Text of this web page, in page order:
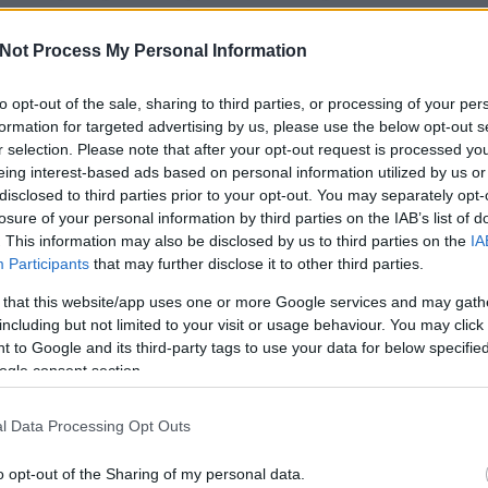
Process My Personal Information
opt-out of the sale, sharing to third parties, or processing of your
for targeted advertising by us, please use the below opt-out
selection. Please note that after your opt-out request is processed
interest-based ads based on personal information utilized by us
to third parties prior to your opt-out. You may separately
of your personal information by third parties on the IAB’s list of
This information may also be disclosed by us to third parties on the
Participants that may further disclose it to other third parties.
that this website/app uses one or more Google services and may
but not limited to your visit or usage behaviour. You may
to Google and its third-party tags to use your data for below
consent section.
Data Processing Opt Outs
opt-out of the Sharing of my personal data.
kicsi, mindössze 4.5 millió lakóval bíró ország, amelynek lelkes csapata
a természet szeretete jellemzi az országot
tovább »
Costa Rica Happy Planet Index NEF